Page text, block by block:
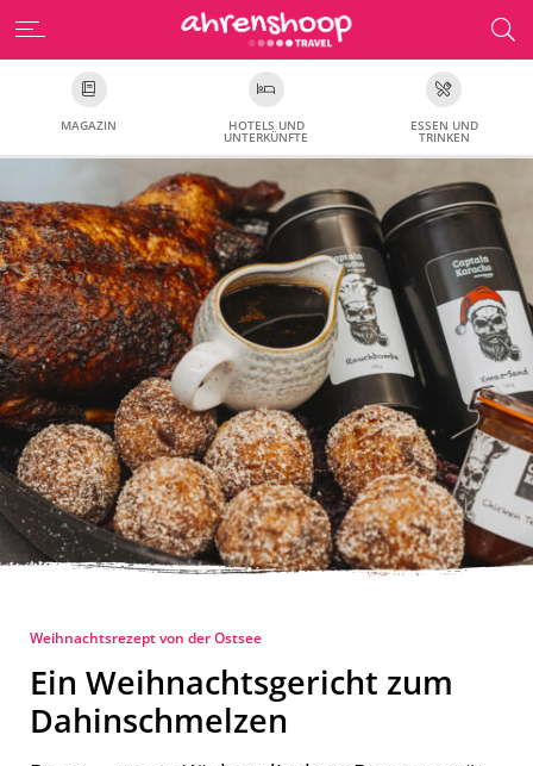
MAGAZIN HOTELS UND
UNTERKÜNFTE
ESSEN UND
TRINKEN
Weihnachtsrezept von der Ostsee
Ein Weihnachtsgericht zum
Dahinschmelzen